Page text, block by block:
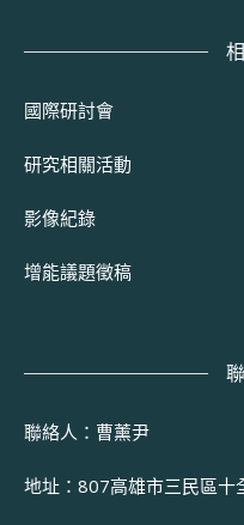
國際研討會
研究相關活動
影像紀錄
增能議題徵稿
聯絡人：曹薰尹
地址：807高雄市三民區十